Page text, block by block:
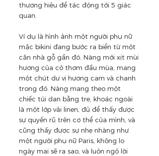
thương hiệu để tác động tới 5 giác
quan.
Ví dụ là hình ảnh một người phụ nữ
mặc bikini đang bước ra biển từ một
căn nhà gỗ gần đó. Nàng mới xịt mùi
hương của cỏ thơm đầu mùa, mang
một chút dư vị hương cam và chanh
trong đó. Nàng mang theo một
chiếc túi dan bằng tre, khoác ngoài
là một lớp vải linen, đủ để thấy được
sự quyến rũ trên cơ thể của mình, và
cũng thấy được sự nhẹ nhàng như
một người phụ nữ Paris, không lo
ngày mai sẽ ra sao, và luôn ngỏ lời